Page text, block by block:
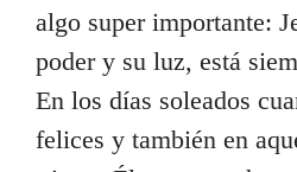
algo super importante:
poder y su luz, está
En los días soleados
felices y también en